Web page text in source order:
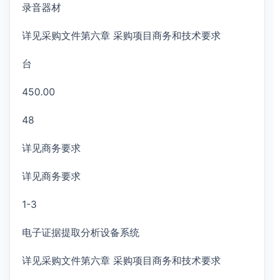
录音器材
详见采购文件第六章 采购项目商务和技术要求
台
450.00
48
详见商务要求
详见商务要求
1-3
电子证据提取分析设备系统
详见采购文件第六章 采购项目商务和技术要求